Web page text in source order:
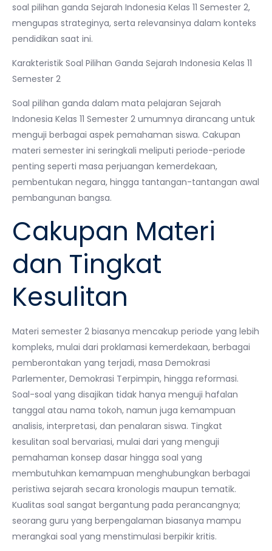
soal pilihan ganda Sejarah Indonesia Kelas 11 Semester 2,
mengupas strateginya, serta relevansinya dalam konteks
pendidikan saat ini.
Karakteristik Soal Pilihan Ganda Sejarah Indonesia Kelas 11
Semester 2
Soal pilihan ganda dalam mata pelajaran Sejarah
Indonesia Kelas 11 Semester 2 umumnya dirancang untuk
menguji berbagai aspek pemahaman siswa. Cakupan
materi semester ini seringkali meliputi periode-periode
penting seperti masa perjuangan kemerdekaan,
pembentukan negara, hingga tantangan-tantangan awal
pembangunan bangsa.
Cakupan Materi
dan Tingkat
Kesulitan
Materi semester 2 biasanya mencakup periode yang lebih
kompleks, mulai dari proklamasi kemerdekaan, berbagai
pemberontakan yang terjadi, masa Demokrasi
Parlementer, Demokrasi Terpimpin, hingga reformasi.
Soal-soal yang disajikan tidak hanya menguji hafalan
tanggal atau nama tokoh, namun juga kemampuan
analisis, interpretasi, dan penalaran siswa. Tingkat
kesulitan soal bervariasi, mulai dari yang menguji
pemahaman konsep dasar hingga soal yang
membutuhkan kemampuan menghubungkan berbagai
peristiwa sejarah secara kronologis maupun tematik.
Kualitas soal sangat bergantung pada perancangnya;
seorang guru yang berpengalaman biasanya mampu
merangkai soal yang menstimulasi berpikir kritis.